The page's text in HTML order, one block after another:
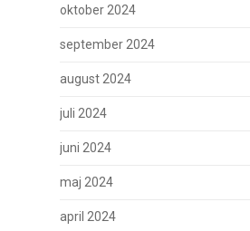
oktober 2024
september 2024
august 2024
juli 2024
juni 2024
maj 2024
april 2024